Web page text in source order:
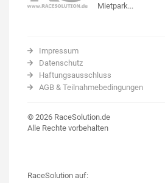
Mietpark...
Impressum
Datenschutz
Haftungsausschluss
AGB & Teilnahmebedingungen
© 2026 RaceSolution.de
Alle Rechte vorbehalten
RaceSolution auf: